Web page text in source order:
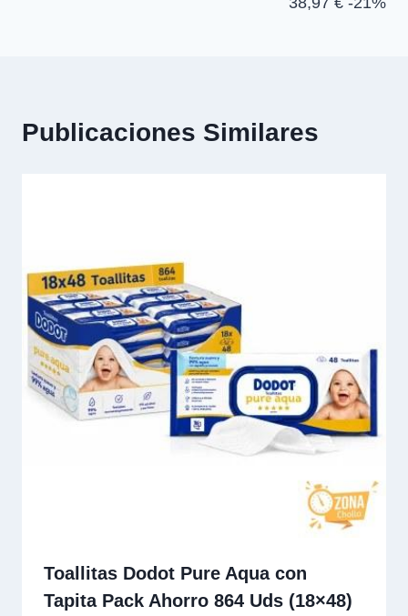
Publicaciones Similares
Toallitas Dodot Pure Aqua con
Tapita Pack Ahorro 864 Uds (18×48)